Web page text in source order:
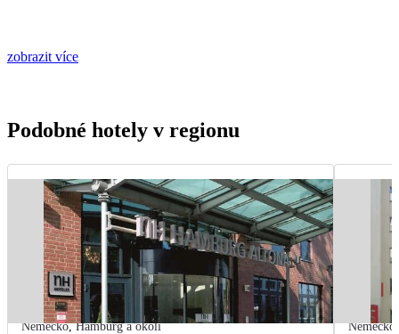
zobrazit více
Podobné hotely v regionu
Německo,Hamburg a okolí Německo